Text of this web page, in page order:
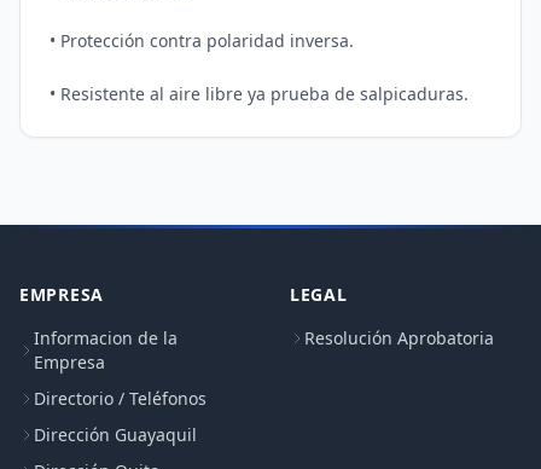
• Protección contra polaridad inversa.
• Resistente al aire libre ya prueba de salpicaduras.
EMPRESA
Informacion de la
Empresa
Directorio / Teléfonos
Dirección Guayaquil
LEGAL
Resolución Aprobatoria